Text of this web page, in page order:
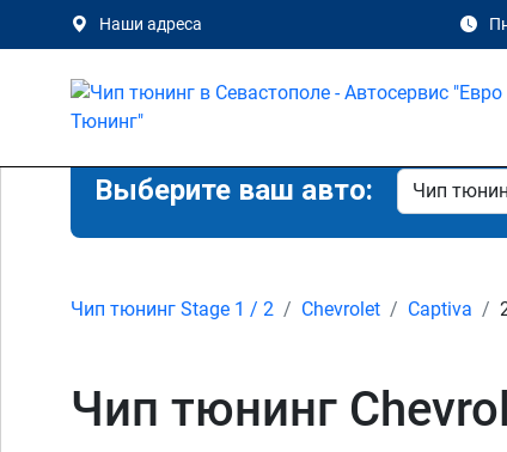
Наши адреса
Выберите ваш авто:
Чип тюнинг Stage 1 / 2 Chevrolet Captiva
Чип тюнинг